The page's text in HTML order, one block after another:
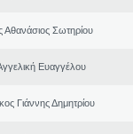
Αθανάσιος Σωτηρίου
Ευαγγέλου
Γιάννης Δημητρίου